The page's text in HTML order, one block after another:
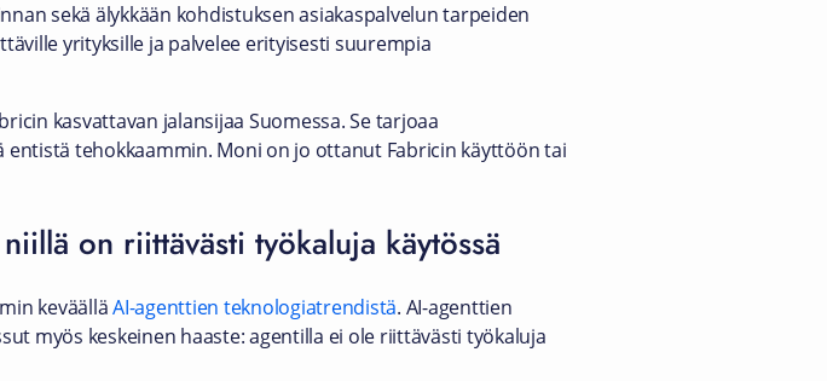
sekä älykkään kohdistuksen asiakaspalvelun tarpeiden
yrityksille ja palvelee erityisesti suurempia
kasvattavan jalansijaa Suomessa. Se tarjoaa
tehokkaammin. Moni on jo ottanut Fabricin käyttöön tai
on riittävästi työkaluja käytössä
keväälläAI-agenttien teknologiatrendistä. AI-agenttien
myös keskeinen haaste: agentilla ei ole riittävästi työkaluja